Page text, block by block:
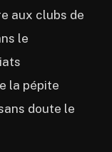
aux clubs de
le
la pépite
doute le